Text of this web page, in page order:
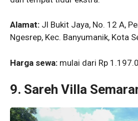
Alamat: Jl Bukit Jaya, No. 12 A,
Ngesrep, Kec. Banyumanik, Kota
Harga sewa: mulai dari Rp
9. Sareh Villa